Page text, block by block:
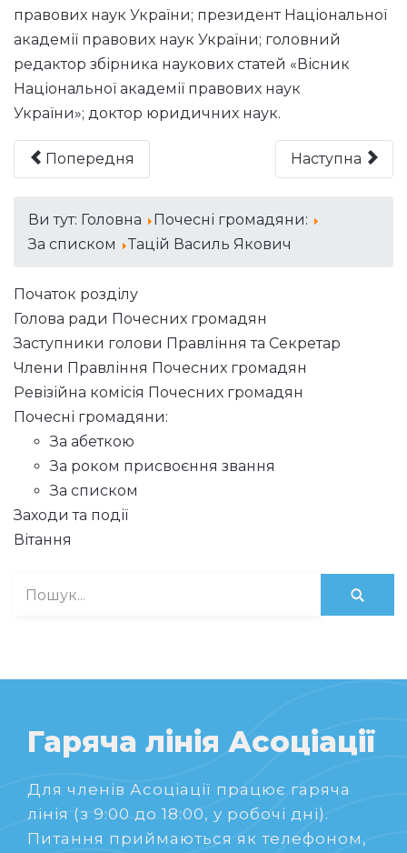
правових наук України; президент Національної
академії правових наук України; головний
редактор збірника наукових статей «Вісник
Національної академії правових наук
України»; доктор юридичних наук.
Попередня Наступна
Ви тут: Головна
Почесні громадяни:
За списком
Тацій Василь Якович
Початок розділу
Голова ради Почесних громадян
Заступники голови Правління та Секретар
Члени Правління Почесних громадян
Ревізійна комісія Почесних громадян
Почесні громадяни:
За абеткою
За роком присвоєння звання
За списком
Заходи та події
Вітання
Гаряча лінія Асоціації
Для членів Асоціації працює гаряча
лінія (з 9:00 до 18:00, у робочі дні).
Питання приймаються як телефоном,